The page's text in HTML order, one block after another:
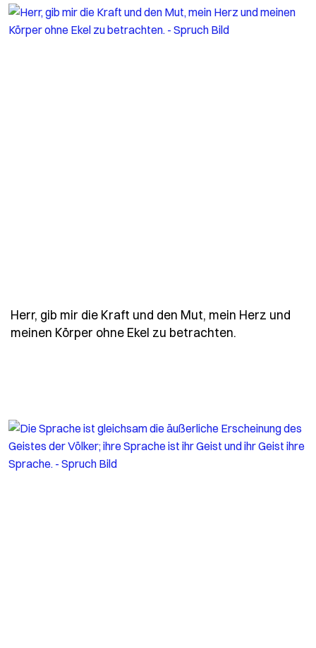
Herr, gib mir die Kraft und den Mut, mein Herz und
meinen Körper ohne Ekel zu betrachten.